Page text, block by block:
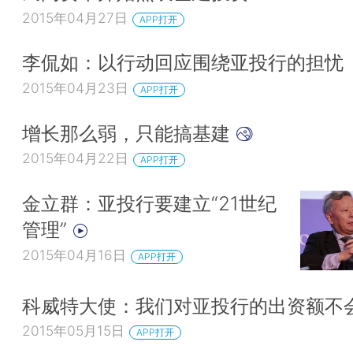
2015年04月27日 APP打开
李侃如：以行动回应围绕亚投行的担忧
2015年04月23日 APP打开
增长那么弱，只能搞基建
2015年04月22日 APP打开
金立群：亚投行要建立“21世纪
管理”
2015年04月16日 APP打开
科威特大使：我们对亚投行的出资额不
2015年05月15日 APP打开